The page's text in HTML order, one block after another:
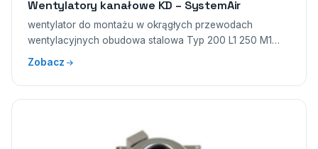
Wentylatory kanałowe KD – SystemAir
wentylator do montażu w okrągłych przewodach
wentylacyjnych obudowa stalowa Typ 200 L1 250 M1…
Zobacz